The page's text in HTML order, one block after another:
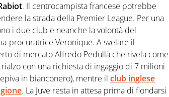
. Il centrocampista francese potrebbe
la strada della Premier League. Per una
i due club e neanche la volontà del
procuratrice Veronique. A svelare il
di mercato Alfredo Pedullà che rivela come
con una richiesta di ingaggio di 7 milioni
in bianconero), mentre il club inglese
. La Juve resta in attesa prima di fiondarsi